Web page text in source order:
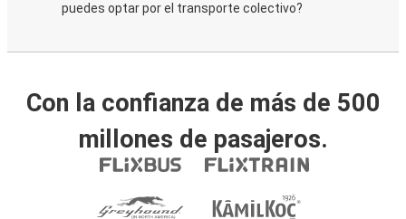
puedes optar por el transporte colectivo?
Con la confianza de más de 500
millones de pasajeros.